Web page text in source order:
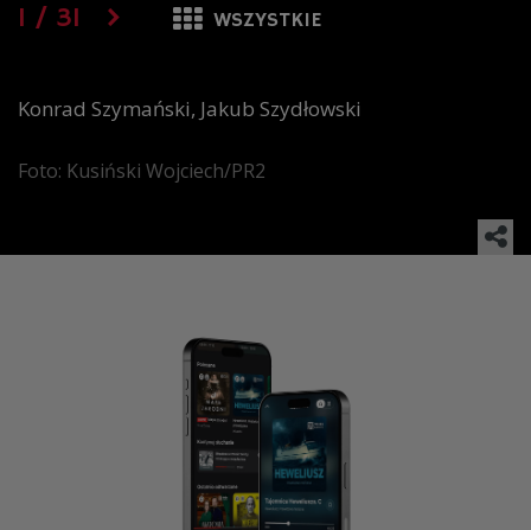
1 / 31 WSZYSTKIE
Konrad Szymański, Jakub Szydłowski
Foto: Kusiński Wojciech/PR2